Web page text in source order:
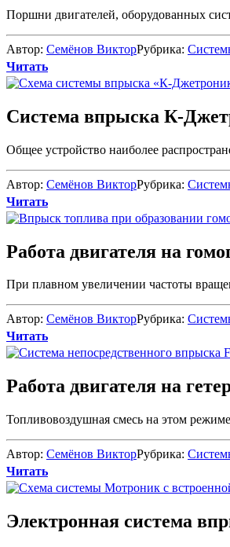
Поршни двигателей, оборудованных
Автор: Семёнов ВикторРубрика:
Читать
Система впрыска К-
Общее устройство наиболее
Автор: Семёнов ВикторРубрика:
Читать
Работа двигателя на
При плавном увеличении частоты
Автор: Семёнов ВикторРубрика:
Читать
Работа двигателя на
Топливовоздушная смесь на этом
Автор: Семёнов ВикторРубрика:
Читать
Электронная система